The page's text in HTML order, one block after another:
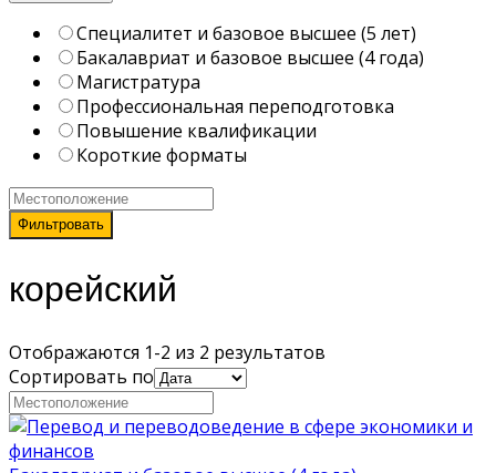
Специалитет и базовое высшее (5 лет)
Бакалавриат и базовое высшее (4 года)
Магистратура
Профессиональная переподготовка
Повышение квалификации
Короткие форматы
Фильтровать
корейский
Отображаются 1-2 из 2 результатов
Сортировать по